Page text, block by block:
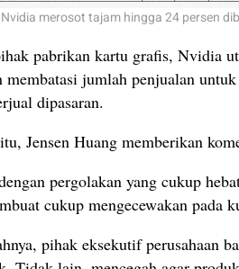
merosot tajam hingga 24 persen
pabrikan kartu grafis, Nvidia
membatasi jumlah penjualan
dipasaran.
Jensen Huang memberikan
pergolakan yang cukup
cukup mengecewakan pada
pihak eksekutif perusahaan